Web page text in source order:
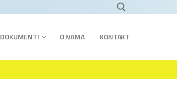
DOKUMENTI O NAMA KONTAKT